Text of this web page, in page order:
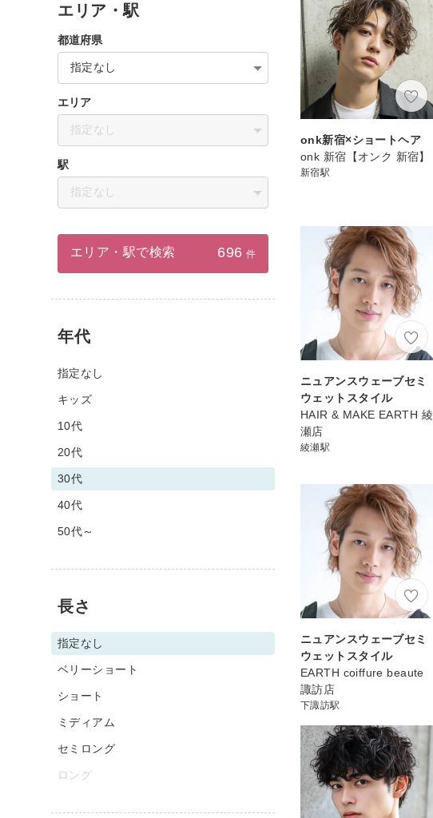
onk新宿×ショートヘア
onk 新宿【オンク 新宿】
新宿駅
ニュアンスウェーブセミ
ウェットスタイル
HAIR & MAKE EARTH 綾
瀬店
綾瀬駅
ニュアンスウェーブセミ
ウェットスタイル
EARTH coiffure beaute
諏訪店
下諏訪駅
エリア・駅
都道府県
指定なし
エリア
指定なし
駅
指定なし
エリア・駅で検索 696 件
年代
指定なし
キッズ
10代
20代
30代
40代
50代～
長さ
指定なし
ベリーショート
ショート
ミディアム
セミロング
ロング